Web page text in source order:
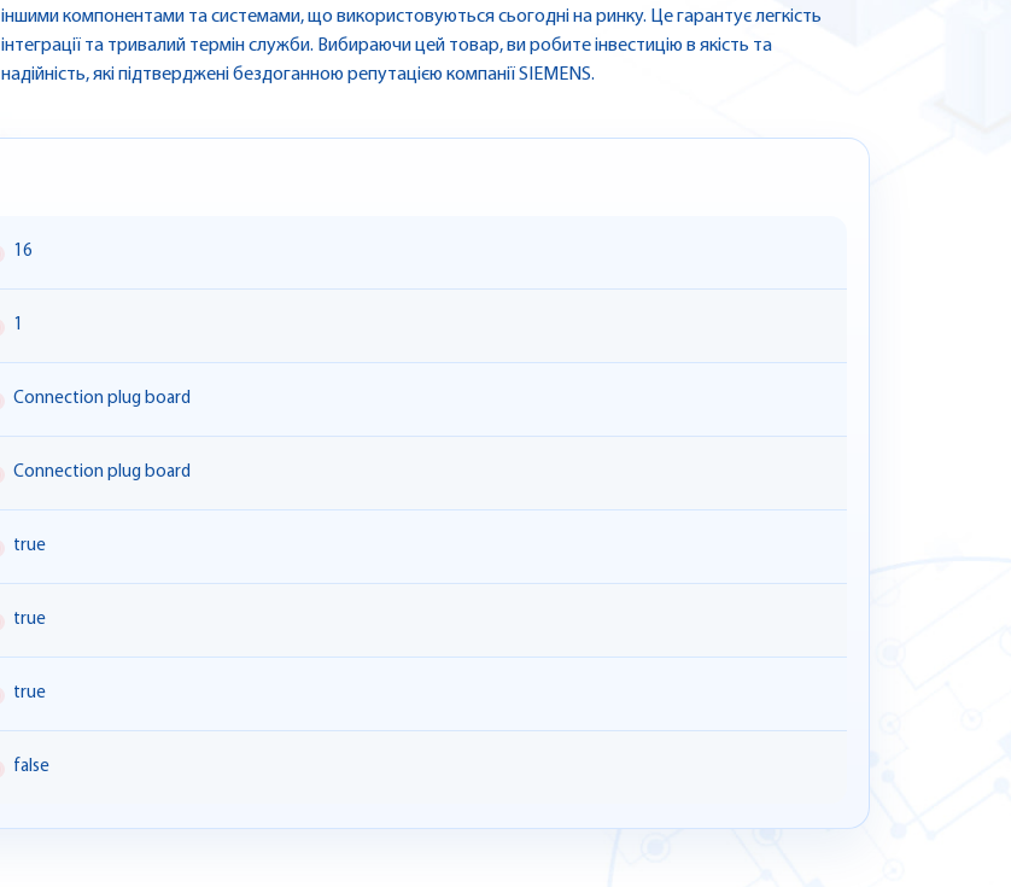
іншими компонентами та системами, що використовуються сьогодні на ринку. Це гарантує легкість
інтеграції та тривалий термін служби. Вибираючи цей товар, ви робите інвестицію в якість та
надійність, які підтверджені бездоганною репутацією компанії SIEMENS.
16
1
Connection plug board
Connection plug board
true
true
true
false